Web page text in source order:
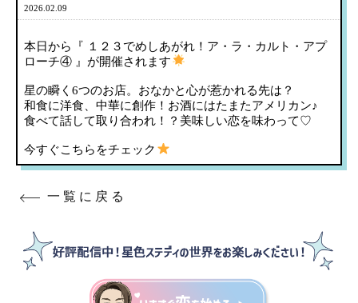
2026.02.09
本日から『 １２３でめしあがれ！ア・ラ・カルト・アプ
ローチ④ 』が開催されます
星の瞬く6つのお店。おなかと心が惹かれる先は？
和食に洋食、中華に創作！お酒にはたまたアメリカン♪
食べて話して取り合われ！？美味しい恋を味わって♡
今すぐこちらをチェック
一覧に戻る